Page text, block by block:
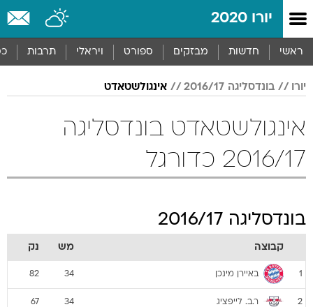
יורו 2020
ראשי חדשות מבזקים ספורט ויראלי תרבות
יורו בונדסליגה 2016/17 אינגולשטאדט
אינגולשטאדט בונדסליגה
2016/17 כדורגל
בונדסליגה 2016/17
קבוצה מש נק
1 באיירן מינכן 34
82
2 ר.ב. לייפציג 34
67